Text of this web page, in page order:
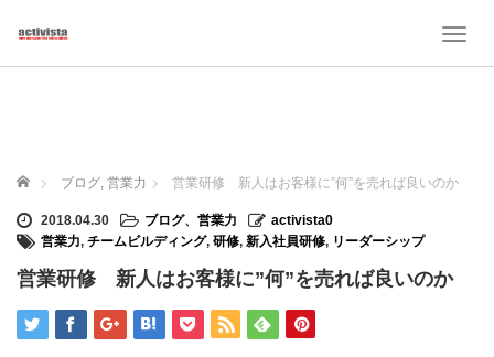
T
a
a
ホーム ブログ, 営業力 営業研修 新人はお客様に”何”を売れば良いのか
2018.04.30 ブログ、 営業力
activista0
営業力, チームビルディング, 研修, 新入社員研修, リーダーシップ
営業研修 新人はお客様に”何”を売れば良いのか